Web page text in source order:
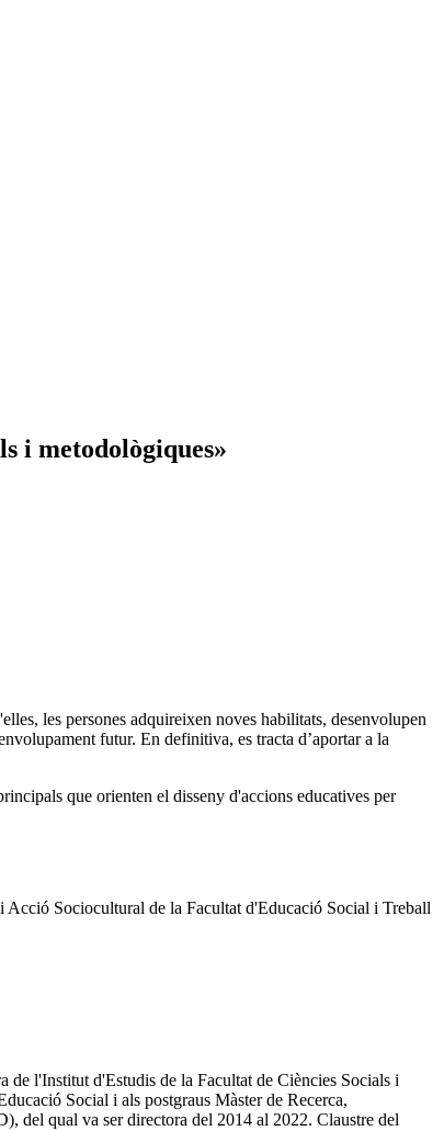
i metodològiques»
les persones adquireixen noves habilitats, desenvolupen
futur. En definitiva, es tracta d’aportar a la
que orienten el disseny d'accions educatives per
Sociocultural de la Facultat d'Educació Social i Treball
l'Institut d'Estudis de la Facultat de Ciències Socials i
Social i als postgraus Màster de Recerca,
del qual va ser directora del 2014 al 2022. Claustre del